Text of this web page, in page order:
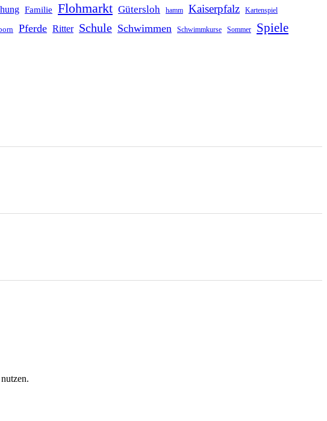
Familie Flohmarkt Gütersloh hamm Kaiserpfalz Kartenspiel
Pferde Ritter Schule Schwimmen Schwimmkurse Sommer Spiele